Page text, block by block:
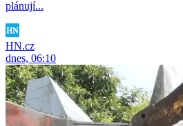
plánují...
HN.cz
dnes, 06:10